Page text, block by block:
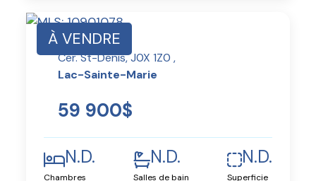
À VENDRE
Cer. St-Denis, J0X 1Z0 ,
Lac-Sainte-Marie
59 900$
N.D.
Chambres
N.D.
Salles de bain
N.D.
Superficie